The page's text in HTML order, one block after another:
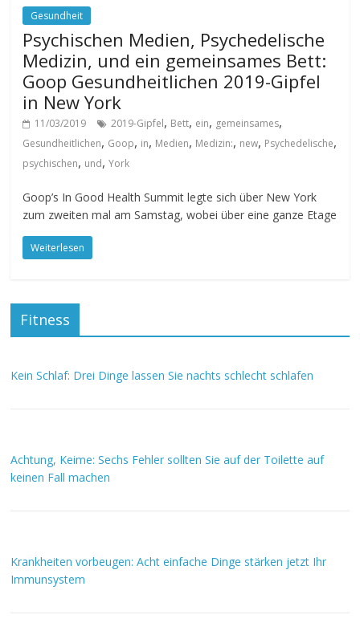
Gesundheit
Psychischen Medien, Psychedelische
Medizin, und ein gemeinsames Bett:
Goop Gesundheitlichen 2019-Gipfel
in New York
11/03/2019 2019-Gipfel, Bett, ein, gemeinsames,
Gesundheitlichen, Goop, in, Medien, Medizin:, new, Psychedelische,
psychischen, und,York
Goop’s In Good Health Summit legte sich über New York
zum zweiten mal am Samstag, wobei über eine ganze Etage
Weiterlesen
Fitness
Kein Schlaf: Drei Dinge lassen Sie nachts schlecht schlafen
Achtung, Keime: Sechs Fehler sollten Sie auf der Toilette auf
keinen Fall machen
Krankheiten vorbeugen: Acht einfache Dinge stärken jetzt Ihr
Immunsystem